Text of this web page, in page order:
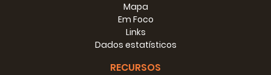
Mapa
Em Foco
Links
Dados estatísticos
RECURSOS